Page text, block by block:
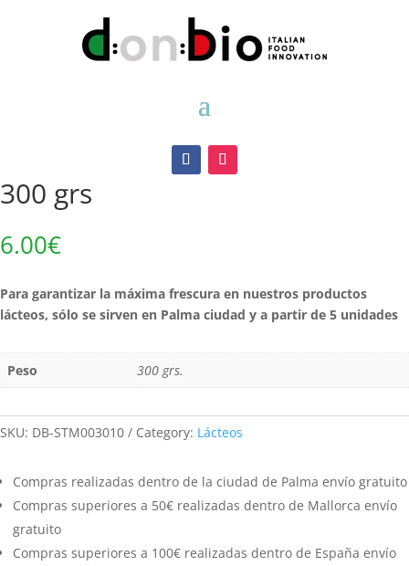
/ Novello envasado al vacío de 300 grs
Novello envasado al vacío de
300 grs
6.00€
Para garantizar la máxima frescura en nuestros productos
lácteos, sólo se sirven en Palma ciudad y a partir de 5 unidades
Peso 300 grs.
SKU: DB-STM003010 Category: Lácteos
Compras realizadas dentro de la ciudad de Palma envío gratuito
Compras superiores a 50€ realizadas dentro de Mallorca envío
gratuito
Compras superiores a 100€ realizadas dentro de España envío